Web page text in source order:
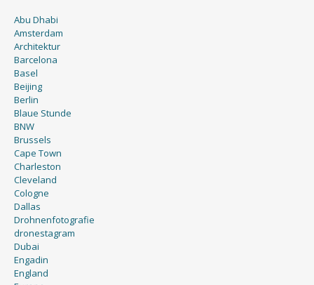
Abu Dhabi
Amsterdam
Architektur
Barcelona
Basel
Beijing
Berlin
Blaue Stunde
BNW
Brussels
Cape Town
Charleston
Cleveland
Cologne
Dallas
Drohnenfotografie
dronestagram
Dubai
Engadin
England